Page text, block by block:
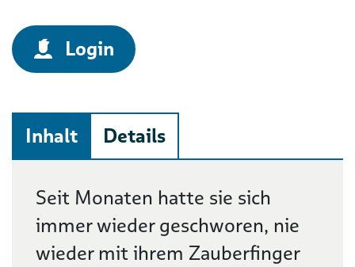
Login
Inhalt Details
Beschreibung
Seit Monaten hatte sie sich
immer wieder geschworen, nie
wieder mit ihrem Zauberfinger